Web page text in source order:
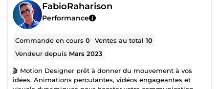
FabioRaharison
Performance
Commande en cours0 Ventes au total10
Vendeur depuis Mars 2023
🎬 Motion Designer prêt à donner du mouvement à vos
idées. Animations percutantes, vidéos engageantes et